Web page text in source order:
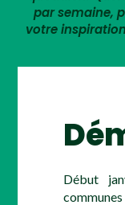
par semaine,
votre
Début